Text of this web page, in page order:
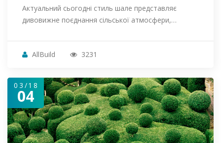
Актуальний сьогодні стиль шале представляє
дивовижне поєднання сільської атмосфери,…
AllBuild 3231
03/18
04